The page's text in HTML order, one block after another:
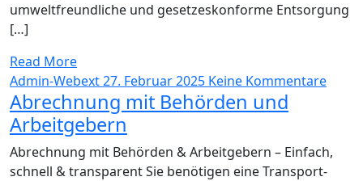
umweltfreundliche und gesetzeskonforme Entsorgung
[…]
Read More
Admin-Webext27. Februar 2025 Keine Kommentare
Abrechnung mit Behörden und
Arbeitgebern
Abrechnung mit Behörden & Arbeitgebern – Einfach,
schnell & transparent Sie benötigen eine Transport-